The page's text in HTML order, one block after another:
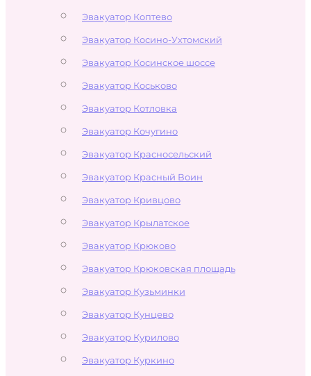
Эвакуатор Коптево
Эвакуатор Косино-Ухтомский
Эвакуатор Косинское шоссе
Эвакуатор Коськово
Эвакуатор Котловка
Эвакуатор Кочугино
Эвакуатор Красносельский
Эвакуатор Красный Воин
Эвакуатор Кривцово
Эвакуатор Крылатское
Эвакуатор Крюково
Эвакуатор Крюковская площадь
Эвакуатор Кузьминки
Эвакуатор Кунцево
Эвакуатор Курилово
Эвакуатор Куркино